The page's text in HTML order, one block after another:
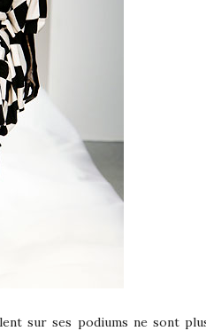
sur ses podiums ne sont